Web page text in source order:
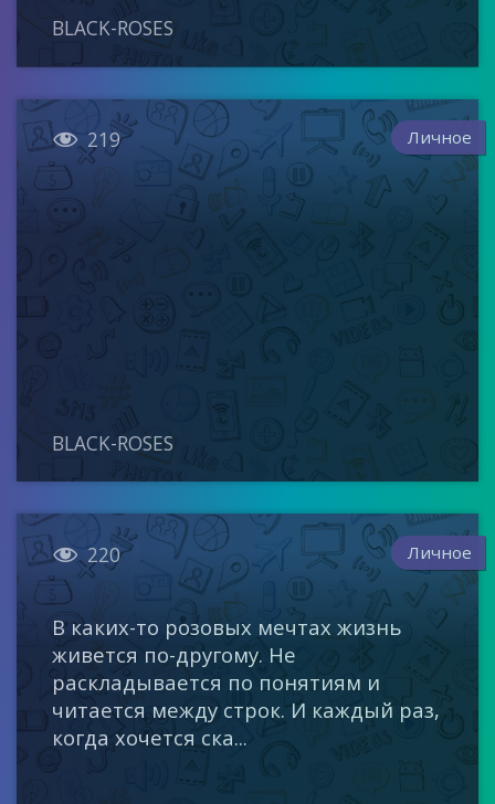
BLACK-ROSES
 219 Личное
BLACK-ROSES
 220 Личное
В каких-то розовых мечтах жизнь
живется по-другому. Не
раскладывается по понятиям и
читается между строк. И каждый раз,
когда хочется ска...